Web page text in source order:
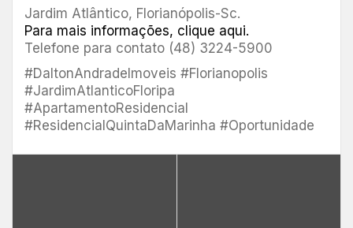
Jardim Atlântico, Florianópolis-Sc.
Para mais informações, clique aqui.
Telefone para contato (48) 3224-5900
#DaltonAndradeImoveis #Florianopolis
#JardimAtlanticoFloripa
#ApartamentoResidencial
#ResidencialQuintaDaMarinha #Oportunidade